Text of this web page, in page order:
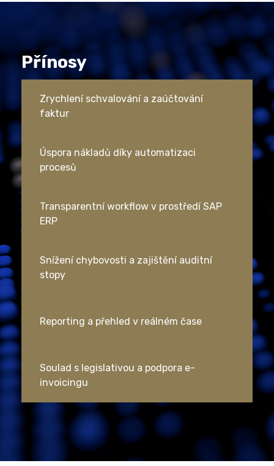
Přínosy
Zrychlení schvalování a zaúčtování
faktur
Úspora nákladů díky automatizaci
procesů
Transparentní workflow v prostředí SAP
ERP
Snížení chybovosti a zajištění auditní
stopy
Reporting a přehled v reálném čase
Soulad s legislativou a podpora e-
invoicingu